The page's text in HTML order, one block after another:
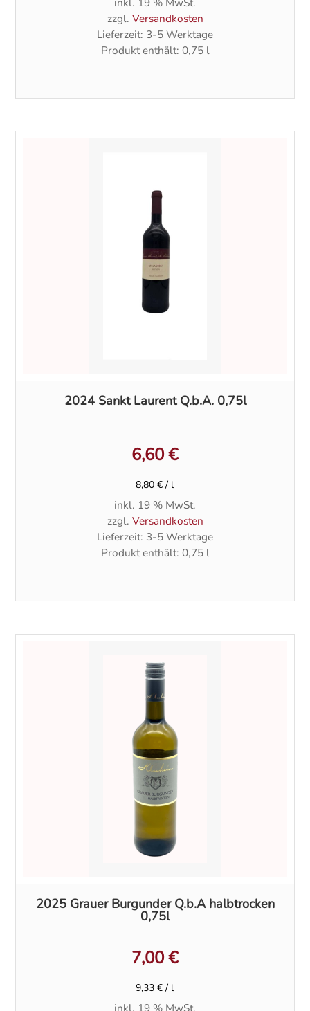
zzgl. Versandkosten
Lieferzeit: 3-5 Werktage
Produkt enthält: 0,75 l
2024 Sankt Laurent Q.b.A. 0,75l
6,60€
8,80€ / l
inkl. 19 % MwSt.
zzgl. Versandkosten
Lieferzeit: 3-5 Werktage
Produkt enthält: 0,75 l
2025 Grauer Burgunder Q.b.A halbtrocken
0,75l
7,00€
9,33€ / l
inkl. 19 % MwSt.